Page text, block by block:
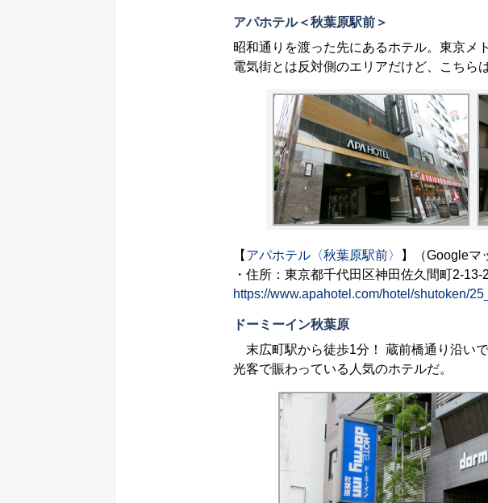
アパホテル＜秋葉原駅前＞
昭和通りを渡った先にあるホテル。東京メ
電気街とは反対側のエリアだけど、こちら
【 アパホテル〈秋葉原駅前〉
】（Googleマ
・住所：東京都千代田区神田佐久間町2-13-
https://www.apahotel.com/hotel/shutoken/
ドーミーイン秋葉原
末広町駅から徒歩1分！ 蔵前橋通り沿い
光客で賑わっている人気のホテルだ。